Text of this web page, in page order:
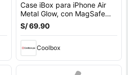
Case iBox para iPhone Air
Metal Glow, con MagSafe
para carga inalámbrica,
soporte en cámara, morado
S/ 69.90
Coolbox